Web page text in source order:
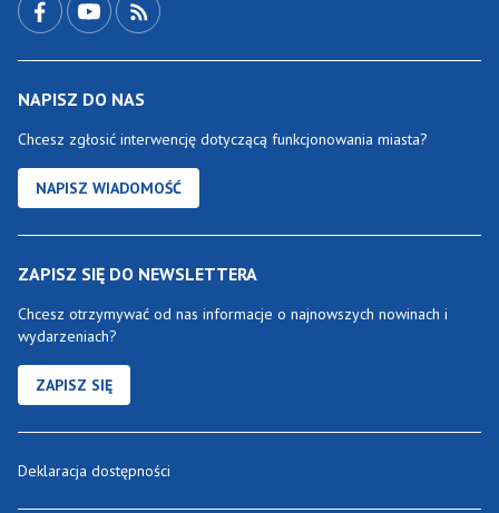
NAPISZ DO NAS
Chcesz zgłosić interwencję dotyczącą funkcjonowania miasta?
NAPISZ WIADOMOŚĆ
ZAPISZ SIĘ DO NEWSLETTERA
Chcesz otrzymywać od nas informacje o najnowszych nowinach i
wydarzeniach?
ZAPISZ SIĘ
Deklaracja dostępności